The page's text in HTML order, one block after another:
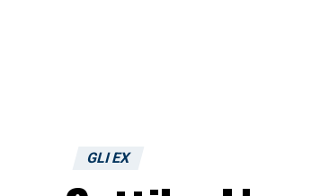
GLI EX